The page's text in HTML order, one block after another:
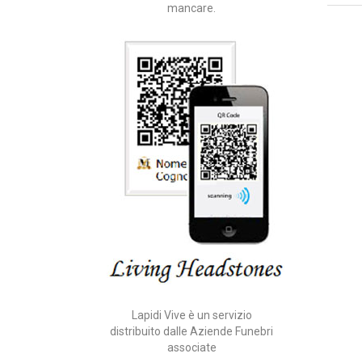
mancare.
Lapidi Vive è un servizio
distribuito dalle Aziende Funebri
associate